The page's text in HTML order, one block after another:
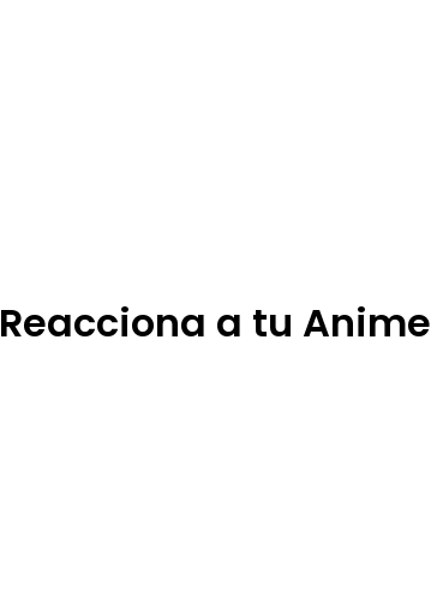
Reacciona a tu Anime